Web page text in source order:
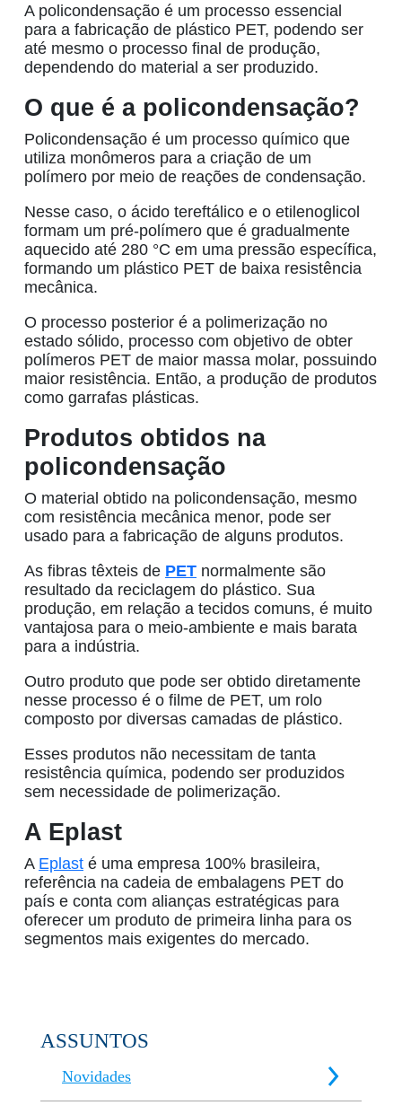
A policondensação é um processo essencial
para a fabricação de plástico PET, podendo ser
até mesmo o processo final de produção,
dependendo do material a ser produzido.
O que é a policondensação?
Policondensação é um processo químico que
utiliza monômeros para a criação de um
polímero por meio de reações de condensação.
Nesse caso, o ácido tereftálico e o etilenoglicol
formam um pré-polímero que é gradualmente
aquecido até 280 °C em uma pressão específica,
formando um plástico PET de baixa resistência
mecânica.
O processo posterior é a polimerização no
estado sólido, processo com objetivo de obter
polímeros PET de maior massa molar, possuindo
maior resistência. Então, a produção de produtos
como garrafas plásticas.
Produtos obtidos na
policondensação
O material obtido na policondensação, mesmo
com resistência mecânica menor, pode ser
usado para a fabricação de alguns produtos.
As fibras têxteis de PET normalmente são
resultado da reciclagem do plástico. Sua
produção, em relação a tecidos comuns, é muito
vantajosa para o meio-ambiente e mais barata
para a indústria.
Outro produto que pode ser obtido diretamente
nesse processo é o filme de PET, um rolo
composto por diversas camadas de plástico.
Esses produtos não necessitam de tanta
resistência química, podendo ser produzidos
sem necessidade de polimerização.
A Eplast
A Eplast é uma empresa 100% brasileira,
referência na cadeia de embalagens PET do
país e conta com alianças estratégicas para
oferecer um produto de primeira linha para os
segmentos mais exigentes do mercado.
ASSUNTOS
Novidades